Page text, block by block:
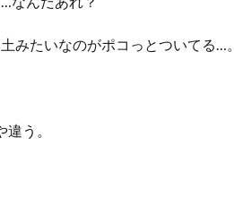
みたいなのがポコっとついてる…。
う。